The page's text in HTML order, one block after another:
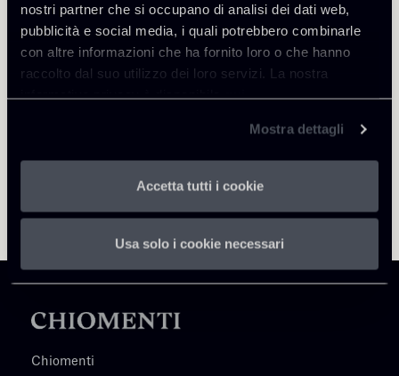
nostri partner che si occupano di analisi dei dati web,
pubblicità e social media, i quali potrebbero combinarle
con altre informazioni che ha fornito loro o che hanno
raccolto dal suo utilizzo dei loro servizi. La nostra
informativa privacy è disponibilequi.
Mostra dettagli
Accetta tutti i cookie
Usa solo i cookie necessari
Torna agli Insights
Scopri il professionista
Chiomenti